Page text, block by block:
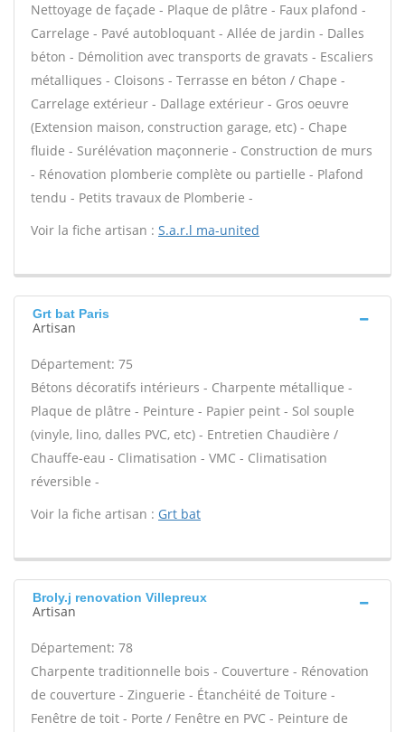
Nettoyage de façade - Plaque de plâtre - Faux plafond -
Carrelage - Pavé autobloquant - Allée de jardin - Dalles
béton - Démolition avec transports de gravats - Escaliers
métalliques - Cloisons - Terrasse en béton / Chape -
Carrelage extérieur - Dallage extérieur - Gros oeuvre
(Extension maison, construction garage, etc) - Chape
fluide - Surélévation maçonnerie - Construction de murs
- Rénovation plomberie complète ou partielle - Plafond
tendu - Petits travaux de Plomberie -
Voir la fiche artisan : S.a.r.l ma-united
Grt bat Paris
Artisan
Département: 75
Bétons décoratifs intérieurs - Charpente métallique -
Plaque de plâtre - Peinture - Papier peint - Sol souple
(vinyle, lino, dalles PVC, etc) - Entretien Chaudière /
Chauffe-eau - Climatisation - VMC - Climatisation
réversible -
Voir la fiche artisan : Grt bat
Broly.j renovation Villepreux
Artisan
Département: 78
Charpente traditionnelle bois - Couverture - Rénovation
de couverture - Zinguerie - Étanchéité de Toiture -
Fenêtre de toit - Porte / Fenêtre en PVC - Peinture de